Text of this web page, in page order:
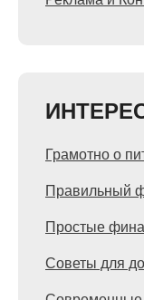
Грамотно о
Правильный
Простые
Советы для